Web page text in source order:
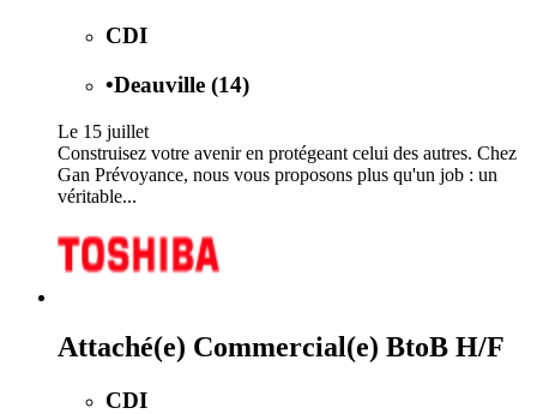
CDI
•Deauville (14)
Le 15 juillet
Construisez votre avenir en protégeant celui des autres. Chez
Gan Prévoyance, nous vous proposons plus qu'un job : un
véritable...
Attaché(e) Commercial(e) BtoB H/F
CDI